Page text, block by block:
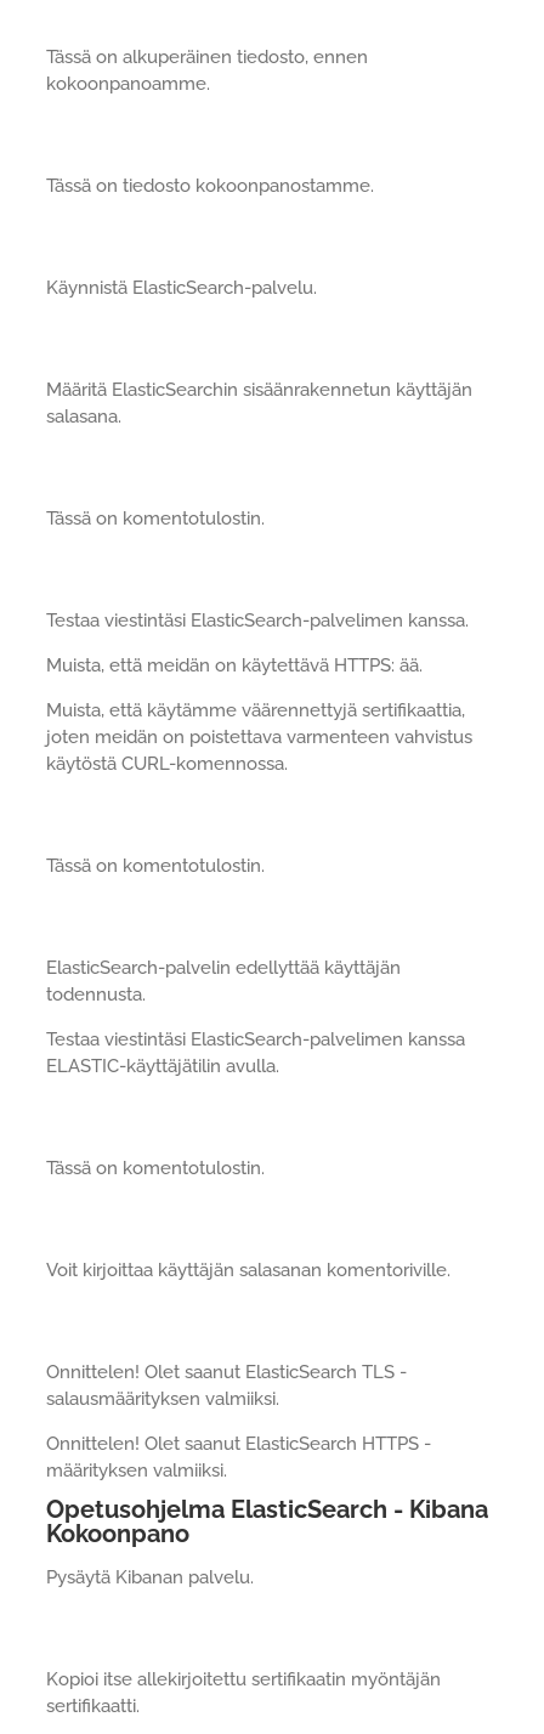
Tässä on alkuperäinen tiedosto, ennen
kokoonpanoamme.
Tässä on tiedosto kokoonpanostamme.
Käynnistä ElasticSearch-palvelu.
Määritä ElasticSearchin sisäänrakennetun käyttäjän
salasana.
Tässä on komentotulostin.
Testaa viestintäsi ElasticSearch-palvelimen kanssa.
Muista, että meidän on käytettävä HTTPS: ää.
Muista, että käytämme väärennettyjä sertifikaattia,
joten meidän on poistettava varmenteen vahvistus
käytöstä CURL-komennossa.
Tässä on komentotulostin.
ElasticSearch-palvelin edellyttää käyttäjän
todennusta.
Testaa viestintäsi ElasticSearch-palvelimen kanssa
ELASTIC-käyttäjätilin avulla.
Tässä on komentotulostin.
Voit kirjoittaa käyttäjän salasanan komentoriville.
Onnittelen! Olet saanut ElasticSearch TLS -
salausmäärityksen valmiiksi.
Onnittelen! Olet saanut ElasticSearch HTTPS -
määrityksen valmiiksi.
Opetusohjelma ElasticSearch - Kibana
Kokoonpano
Pysäytä Kibanan palvelu.
Kopioi itse allekirjoitettu sertifikaatin myöntäjän
sertifikaatti.